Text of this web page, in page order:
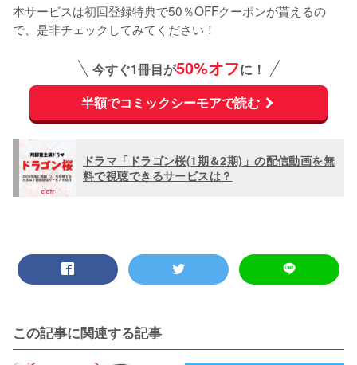
本サービスは初回登録特典で50％OFFクーポンが貰えるの
で、是非チェックしてみてください！
今すぐ1冊目が50%オフに！
半額でコミックシーモアで読む
ドラマ「ドラゴン桜(1期＆2期)」の配信動画を無
料で視聴できるサービスは？
この記事に関連する記事